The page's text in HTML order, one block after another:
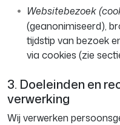
Websitebezoek
(geanonimiseerd),
tijdstip van bezoek
via cookies (zie
3. Doeleinden en
verwerking
Wij verwerken